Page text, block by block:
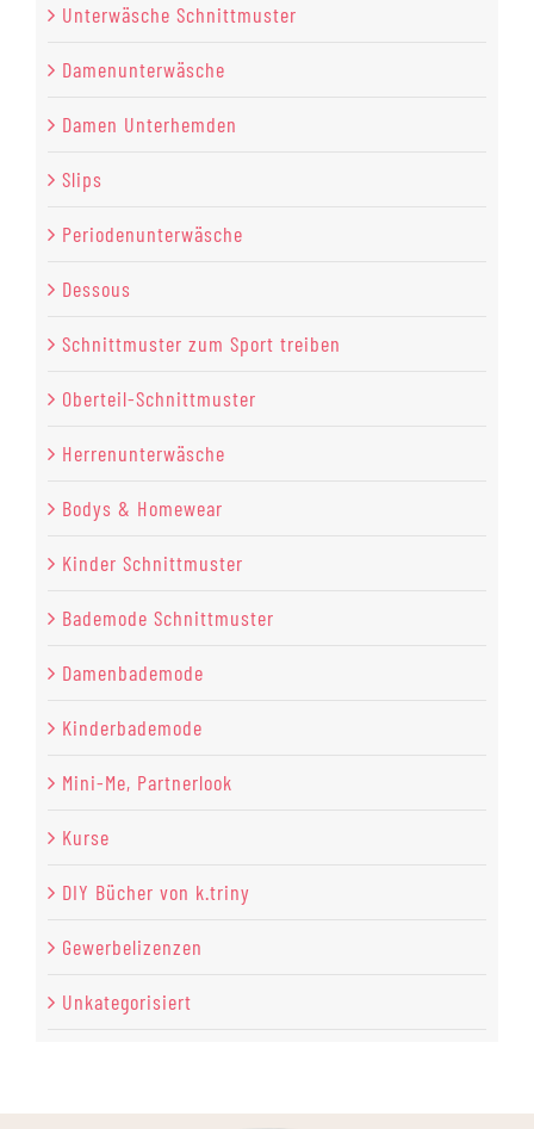
Unterwäsche Schnittmuster
Damenunterwäsche
Damen Unterhemden
Slips
Periodenunterwäsche
Dessous
Schnittmuster zum Sport treiben
Oberteil-Schnittmuster
Herrenunterwäsche
Bodys & Homewear
Kinder Schnittmuster
Bademode Schnittmuster
Damenbademode
Kinderbademode
Mini-Me, Partnerlook
Kurse
DIY Bücher von k.triny
Gewerbelizenzen
Unkategorisiert